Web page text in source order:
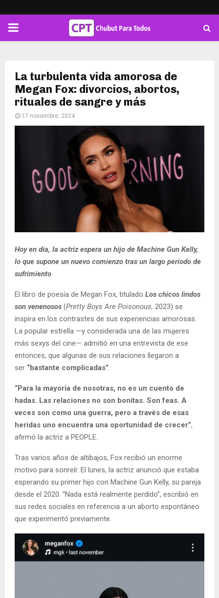
PRIMARY
La turbulenta vida amorosa de
Megan Fox: divorcios, abortos,
rituales de sangre y más
17 noviembre, 2024
Hoy en día, la actriz espera un hijo de Machine Gun Kelly,
lo que supone un nuevo comienzo tras un largo periodo de
sufrimiento
El libro de poesía de Megan Fox, titulado Los chicos lindos
son venenosos (Pretty Boys Are Poisonous, 2023) se
inspira en los contrastes de sus experiencias amorosas.
La popular estrella —y considerada una de las mujeres
más sexys del cine— admitió en una entrevista de ese
entonces, que algunas de sus relaciones llegaron a
ser “bastante complicadas”.
“Para la mayoría de nosotras, no es un cuento de
hadas. Las relaciones no son bonitas. Son feas. A
veces son como una guerra, pero a través de esas
heridas uno encuentra una oportunidad de crecer”,
afirmó la actriz a PEOPLE.
Tras varios años de altibajos, Fox recibió un enorme
motivo para sonreír. El lunes, la actriz anunció que estaba
esperando su primer hijo con Machine Gun Kelly, su pareja
desde el 2020. “Nada está realmente perdido”, escribió en
sus redes sociales en referencia a un aborto espontáneo
que experimentó previamente.